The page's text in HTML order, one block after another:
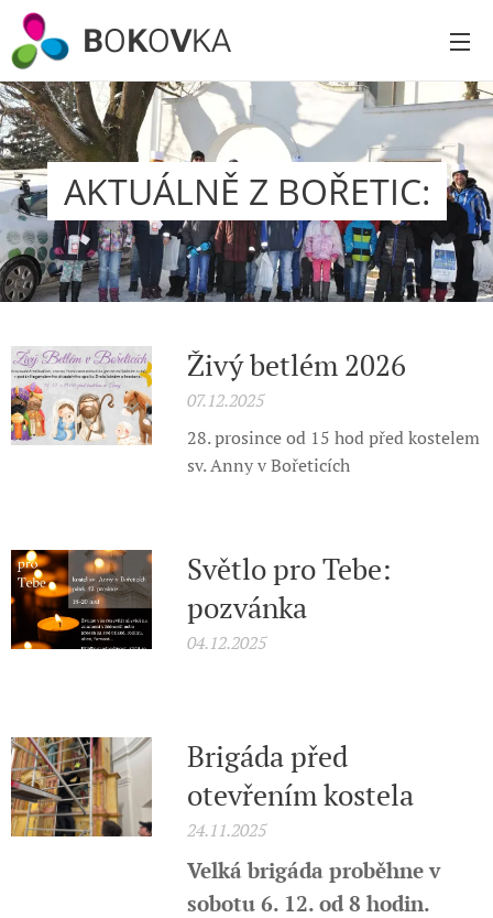
BOKOVKA
AKTUÁLNĚ Z BOŘETIC:
Živý betlém 2026
07.12.2025
28. prosince od 15 hod před kostelem
sv. Anny v Bořeticích
Světlo pro Tebe:
pozvánka
04.12.2025
Brigáda před
otevřením kostela
24.11.2025
Velká brigáda proběhne v
sobotu 6. 12. od 8 hodin.